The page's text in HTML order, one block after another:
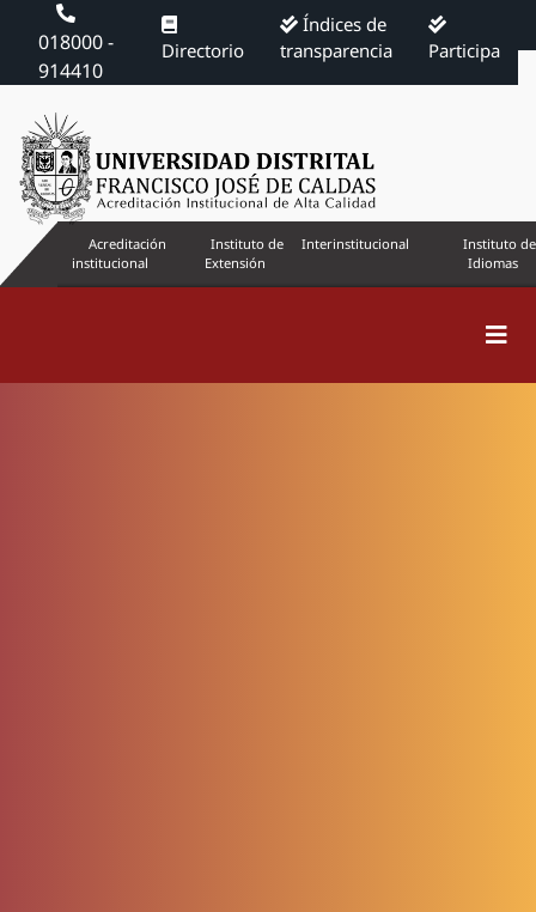
018000 -
914410
Directorio
Índices de
transparencia
Participa
Acreditación
institucional
Instituto de
Extensión
Interinstitucional
Instituto de
Idiomas